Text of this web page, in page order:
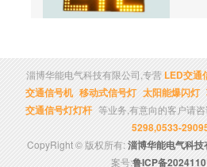
淄博华能电气科技有限公司,专营 LED交通
交通信号机 移动式信号灯 太阳能爆闪灯
交通信号灯灯杆 等业务,有意向的客户请
5298,0533-
CopyRight © 版权所有:淄博华能电气科技
案号:鲁ICP备